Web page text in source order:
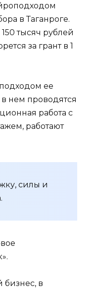
в Таганроге.
тысяч рублей
за грант в 1
ее
нем проводятся
работа с
работают
силы и
в